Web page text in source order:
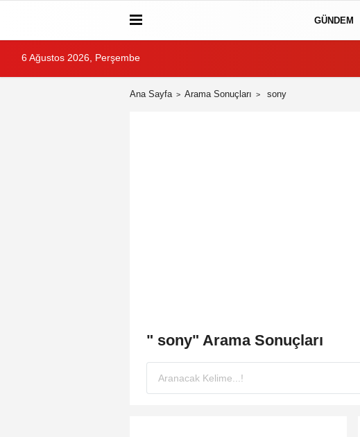
GÜNDEM
6 Ağustos 2026, Perşembe
Ana Sayfa Arama Sonuçları sony
" sony" Arama Sonuçları